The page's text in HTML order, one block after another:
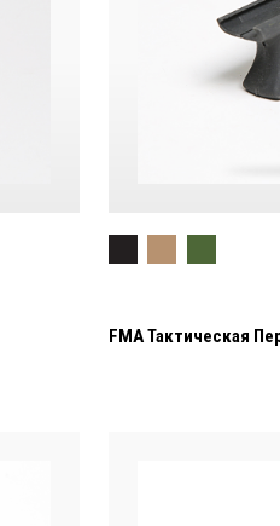
FMA Тактическая